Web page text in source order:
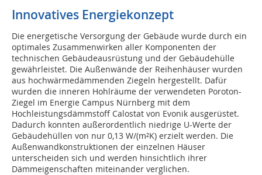
Innovatives Energiekonzept
Die energetische Versorgung der Gebäude wurde durch ein
optimales Zusammenwirken aller Komponenten der
technischen Gebäudeausrüstung und der Gebäudehülle
gewährleistet. Die Außenwände der Reihenhäuser wurden
aus hochwärmedämmenden Ziegeln hergestellt. Dafür
wurden die inneren Hohlräume der verwendeten Poroton-
Ziegel im Energie Campus Nürnberg mit dem
Hochleistungsdämmstoff Calostat von Evonik ausgerüstet.
Dadurch konnten außerordentlich niedrige U-Werte der
Gebäudehüllen von nur 0,13 W/(m²K) erzielt werden. Die
Außenwandkonstruktionen der einzelnen Häuser
unterscheiden sich und werden hinsichtlich ihrer
Dämmeigenschaften miteinander verglichen.